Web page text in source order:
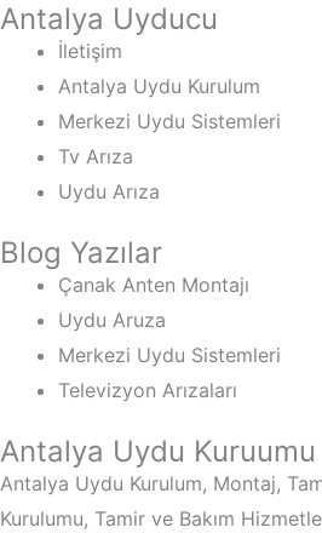
Antalya Uyducu
İletişim
Antalya Uydu Kurulum
Merkezi Uydu Sistemleri
Tv Arıza
Uydu Arıza
Blog Yazılar
Çanak Anten Montajı
Uydu Aruza
Merkezi Uydu Sistemleri
Televizyon Arızaları
Antalya Uydu Kuruumu
Antalya Uydu Kurulum, Montaj,
Kurulumu, Tamir ve Bakım